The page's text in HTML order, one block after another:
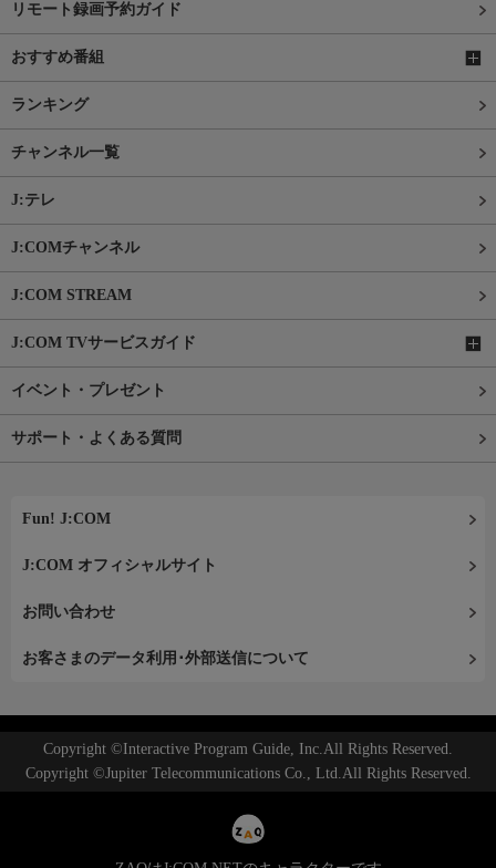
リモート録画予約ガイド
おすすめ番組
ランキング
チャンネル一覧
J:テレ
J:COMチャンネル
J:COM STREAM
J:COM TVサービスガイド
イベント・プレゼント
サポート・よくある質問
Fun! J:COM
J:COM オフィシャルサイト
お問い合わせ
お客さまのデータ利用･外部送信について
Copyright ©Interactive Program Guide, Inc.All Rights Reserved.
Copyright ©Jupiter Telecommunications Co., Ltd.All Rights Reserved.